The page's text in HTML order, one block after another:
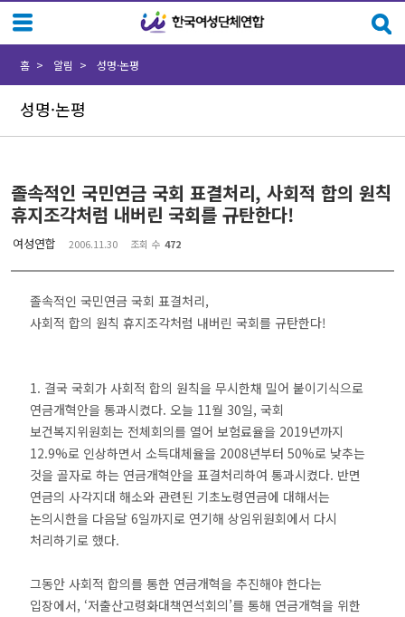
성명·논평
홈 알림 성명·논평
졸속적인 국민연금 국회 표결처리, 사회적 합의 원칙
휴지조각처럼 내버린 국회를 규탄한다!
여성연합 2006.11.30 조회 수 472
졸속적인 국민연금 국회 표결처리,
사회적 합의 원칙 휴지조각처럼 내버린 국회를 규탄한다!
1. 결국 국회가 사회적 합의 원칙을 무시한채 밀어 붙이기식으로
연금개혁안을 통과시켰다. 오늘 11월 30일, 국회
보건복지위원회는 전체회의를 열어 보험료율을 2019년까지
12.9%로 인상하면서 소득대체율을 2008년부터 50%로 낮추는
것을 골자로 하는 연금개혁안을 표결처리하여 통과시켰다. 반면
연금의 사각지대 해소와 관련된 기초노령연금에 대해서는
논의시한을 다음달 6일까지로 연기해 상임위원회에서 다시
처리하기로 했다.
그동안 사회적 합의를 통한 연금개혁을 추진해야 한다는
입장에서, ‘저출산고령화대책연석회의’를 통해 연금개혁을 위한